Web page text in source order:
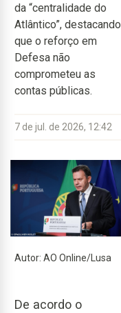
da “centralidade do
Atlântico”, destacando
que o reforço em
Defesa não
comprometeu as
contas públicas.
7 de jul. de 2026, 12:42
Autor: AO Online/Lusa
De acordo o